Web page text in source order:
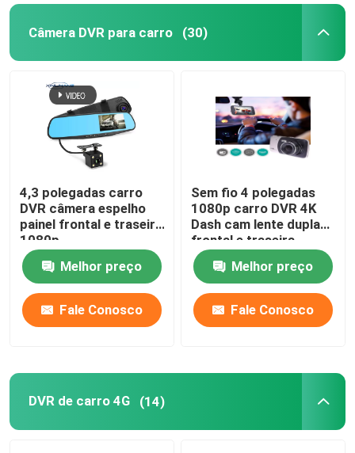
Câmera DVR para carro (30)
4,3 polegadas carro
DVR câmera espelho
painel frontal e traseira
1080p
Melhor preço
Fale Conosco
Sem fio 4 polegadas
1080p carro DVR 4K
Dash cam lente dupla
frontal e traseira
Melhor preço
Fale Conosco
DVR de carro 4G (14)